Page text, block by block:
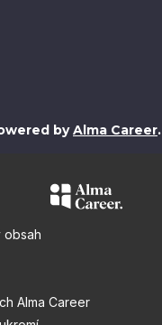
byAlma Career.
obsah
Alma Career